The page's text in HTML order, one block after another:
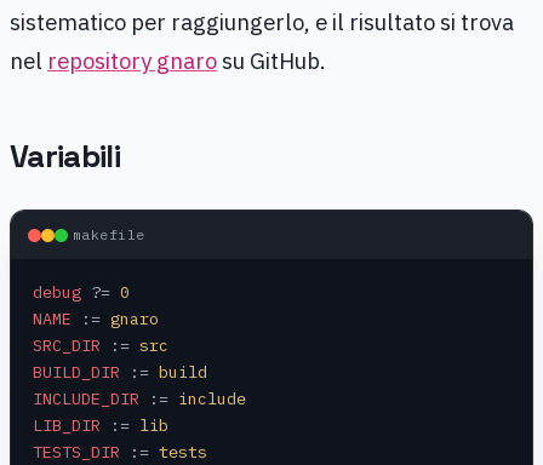
sistematico per raggiungerlo, e il risultato si trova
nel repository gnaro su GitHub.
Variabili
makefile
debug ?= 0
NAME := gnaro
SRC_DIR := src
BUILD_DIR := build
INCLUDE_DIR := include
LIB_DIR := lib
TESTS_DIR := tests